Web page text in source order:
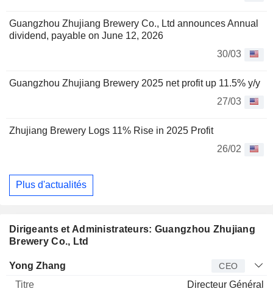
Guangzhou Zhujiang Brewery Co., Ltd announces Annual
dividend, payable on June 12, 2026
30/03
Guangzhou Zhujiang Brewery 2025 net profit up 11.5% y/y
27/03
Zhujiang Brewery Logs 11% Rise in 2025 Profit
26/02
Plus d'actualités
Dirigeants et Administrateurs: Guangzhou Zhujiang
Brewery Co., Ltd
Dirigeant Titre
Yong Zhang CEO
Directeur Général